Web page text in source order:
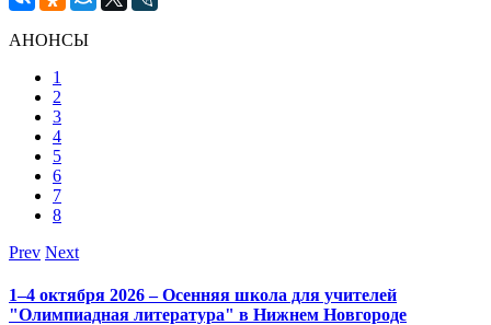
АНОНСЫ
1
2
3
4
5
6
7
8
Prev Next
1–4 октября 2026 – Осенняя школа для учителей
"Олимпиадная литература" в Нижнем Новгороде